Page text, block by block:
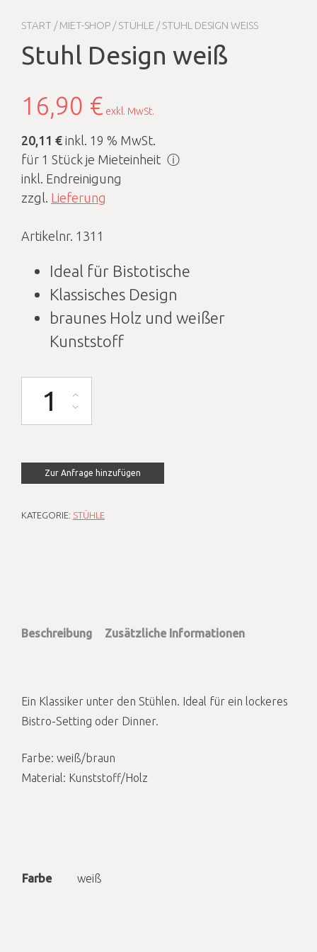
START /MIET-SHOP /STÜHLE / STUHL DESIGN WEISS
Stuhl Design weiß
16,90 € exkl. MwSt.
20,11 € inkl. 19 % MwSt.
für 1 Stück je Mieteinheit ⓘ
inkl. Endreinigung
zzgl. Lieferung
Artikelnr. 1311
Ideal für Bistotische
Klassisches Design
braunes Holz und weißer
Kunststoff
Zur Anfrage hinzufügen
KATEGORIE: STÜHLE
Beschreibung Zusätzliche Informationen
Ein Klassiker unter den Stühlen. Ideal für ein lockeres
Bistro-Setting oder Dinner.
Farbe: weiß/braun
Material: Kunststoff/Holz
Farbe weiß